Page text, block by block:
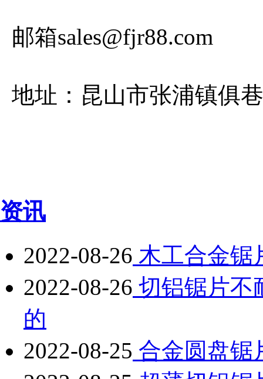
邮箱sales@fjr88.com
地址：昆山市张浦镇俱
资讯
2022-08-26 木工合金锯
2022-08-26 切铝锯片不
的
2022-08-25 合金圆盘锯